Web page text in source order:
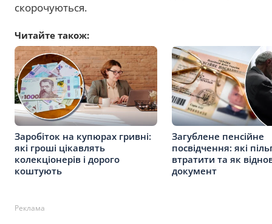
скорочуються.
Читайте також:
Заробіток на купюрах гривні:
які гроші цікавлять
колекціонерів і дорого
коштують
Загублене пенсійне
посвідчення: які
втратити та як
документ
Реклама